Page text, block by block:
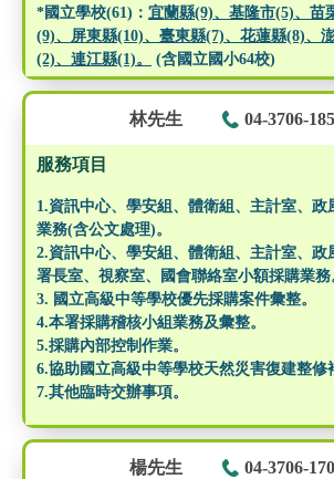
*國立學校(61)： 宜蘭縣(9)、基隆市(5)、苗
(9)、屏東縣(10)、臺東縣(7)、花蓮縣(8)、
(2)、連江縣(1)。
(含國立國小64校)
林先生 04-3706-
服務項目
1.資訊中心、學安組、體衛組、主計室、政
業務(含公文處理)。
2.資訊中心、學安組、體衛組、主計室、政
署長室、視察室、國會聯絡室小額採購業務
3. 國立高級中等學校優先採購案件彙整。
4.本署採購稽核小組業務及彙整。
5.採購內部控制作業。
6.協助國立高級中等學校天然災害復建整修
7.其他臨時交辦事項。
楊先生 04-3706-